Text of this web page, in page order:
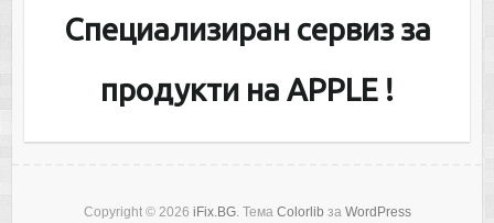
Специализиран сервиз за
продукти на APPLE !
Copyright © 2026 iFix.BG. Тема Colorlib за WordPress